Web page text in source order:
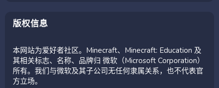
版权信息
本网站为爱好者社区。Minecraft、Minecraft: Education 及
其相关标志、名称、品牌归 微软（Microsoft Corporation）
所有。我们与微软及其子公司无任何隶属关系，也不代表官
方立场。